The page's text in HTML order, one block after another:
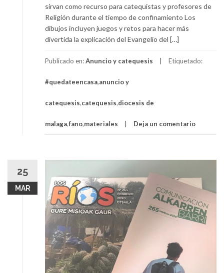
sirvan como recurso para catequistas y profesores de
Religión durante el tiempo de confinamiento Los
dibujos incluyen juegos y retos para hacer más
divertida la explicación del Evangelio del […]
Publicado en:Anuncio y catequesis Etiquetado:
#quedateencasa,anuncio y
catequesis,catequesis,diocesis de
malaga,fano,materiales Deja un comentario
25
MAR